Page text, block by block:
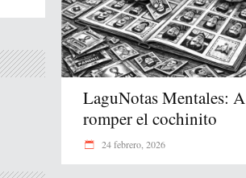
LaguNotas Mentales: A
romper el cochinito
24 febrero, 2026